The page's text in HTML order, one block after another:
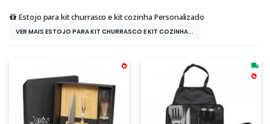
Estojo para kit churrasco e kit cozinha Personalizado
VER MAIS ESTOJO PARA KIT CHURRASCO E KIT COZINHA...